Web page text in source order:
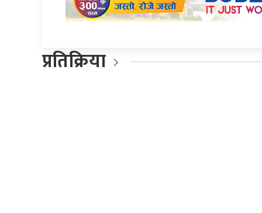
प्रतिक्रिया